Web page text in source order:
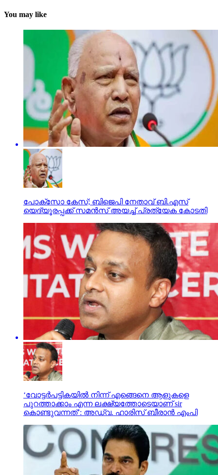
You may like
പോക്‌സോ കേസ്; ബിജെപി നേതാവ് ബി.എസ്
യെദ്യൂരപ്പക്ക് സമന്‍സ് അയച്ച് പ്രത്യേക കോടതി
‘വോട്ടര്‍പട്ടികയില്‍ നിന്ന് എങ്ങെനെ ആളുകളെ
പുറത്താക്കാം എന്ന ലക്ഷ്യത്തോടെയാണ് sir
കൊണ്ടുവന്നത്’: അഡ്വ. ഹാരിസ് ബീരാൻ എംപി